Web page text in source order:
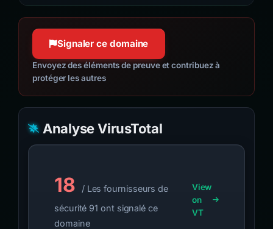
Signaler ce domaine
Envoyez des éléments de preuve et contribuez à
protéger les autres
Analyse VirusTotal
18
/ Les fournisseurs de
sécurité 91 ont signalé ce
domaine
View
on
VT